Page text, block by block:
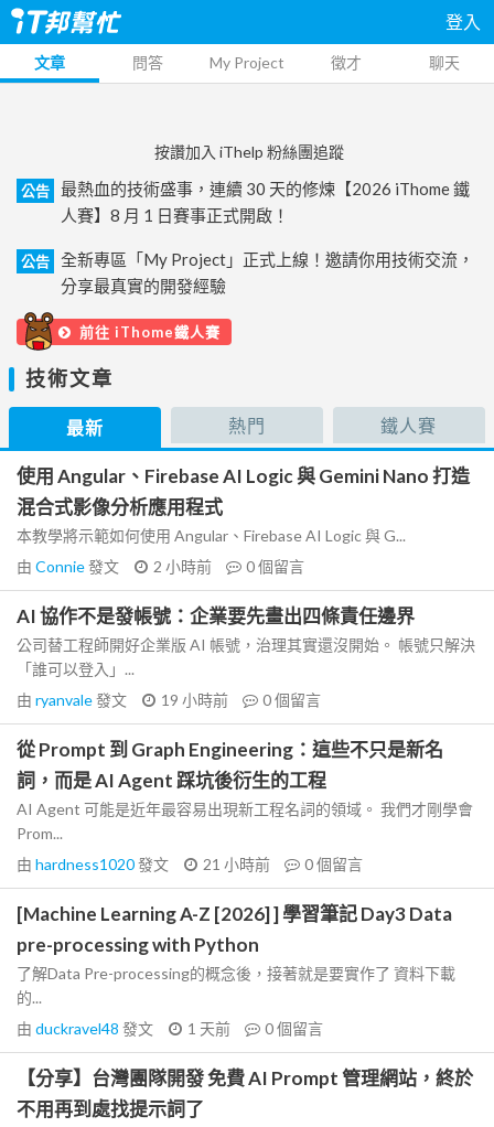
登入
文章 問答 My Project 徵才 聊天
按讚加入 iThelp 粉絲團追蹤
公告
最熱血的技術盛事，連續 30 天的修煉【2026 iThome 鐵
人賽】8 月 1 日賽事正式開啟！
公告
全新專區「My Project」正式上線！邀請你用技術交流，
分享最真實的開發經驗
前往 iThome鐵人賽
技術文章
最新 熱門 鐵人賽
使用 Angular、Firebase AI Logic 與 Gemini Nano 打造
混合式影像分析應用程式
本教學將示範如何使用 Angular、Firebase AI Logic 與 G...
由 Connie發文 2 小時前 0個留言
AI 協作不是發帳號：企業要先畫出四條責任邊界
公司替工程師開好企業版 AI 帳號，治理其實還沒開始。 帳號只解決
「誰可以登入」...
由 ryanvale發文 19 小時前 0個留言
從 Prompt 到 Graph Engineering：這些不只是新名
詞，而是 AI Agent 踩坑後衍生的工程
AI Agent 可能是近年最容易出現新工程名詞的領域。 我們才剛學會
Prom...
由 hardness1020發文 21 小時前 0個留言
[Machine Learning A-Z [2026] ] 學習筆記 Day3 Data
pre-processing with Python
了解Data Pre-processing的概念後，接著就是要實作了 資料下載
的...
由 duckravel48 發文 1 天前 0個留言
【分享】台灣團隊開發 免費 AI Prompt 管理網站，終於
不用再到處找提示詞了